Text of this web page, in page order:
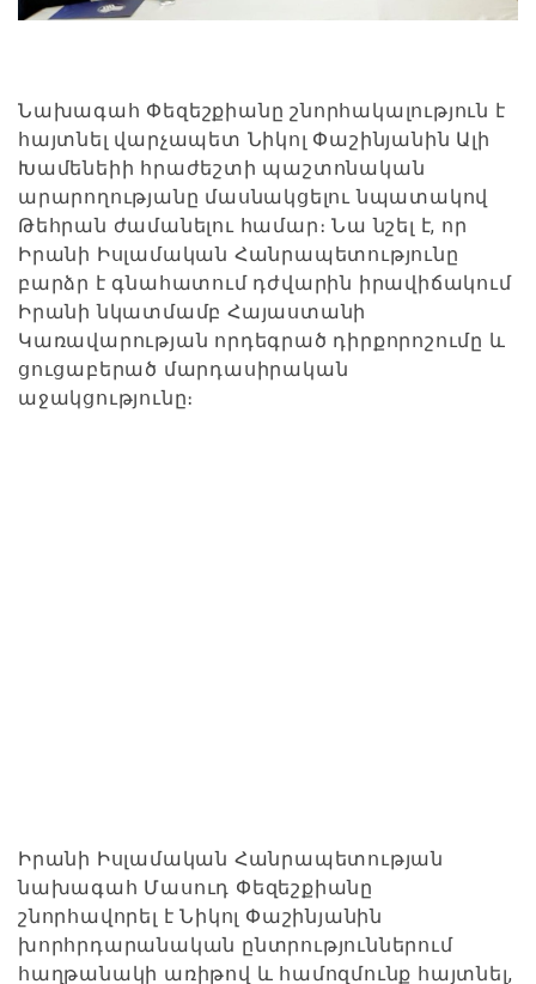
Նախագահ Փեզեշքիանը շնորհակալություն է
հայտնել վարչապետ Նիկոլ Փաշինյանին Ալի
Խամենեիի հրաժեշտի պաշտոնական
արարողությանը մասնակցելու նպատակով
Թեհրան ժամանելու համար։ Նա նշել է, որ
Իրանի Իսլամական Հանրապետությունը
բարձր է գնահատում դժվարին իրավիճակում
Իրանի նկատմամբ Հայաստանի
Կառավարության որդեգրած դիրքորոշումը և
ցուցաբերած մարդասիրական
աջակցությունը։
Իրանի Իսլամական Հանրապետության
նախագահ Մասուդ Փեզեշքիանը
շնորհավորել է Նիկոլ Փաշինյանին
խորհրդարանական ընտրություններում
հաղթանակի առիթով և համոզմունք հայտնել,